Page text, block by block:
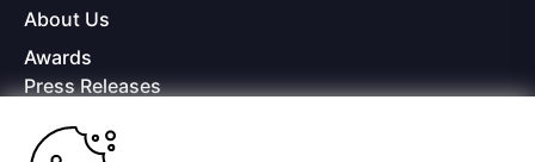
About Us
Awards
Press Releases
Careers